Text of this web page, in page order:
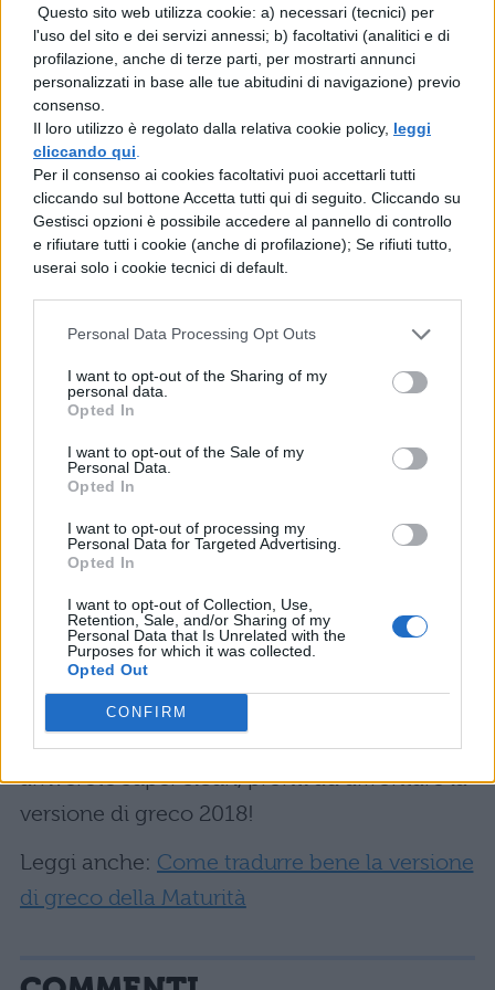
Questo sito web utilizza cookie: a) necessari (tecnici) per
l'uso del sito e dei servizi annessi; b) facoltativi (analitici e di
profilazione, anche di terze parti, per mostrarti annunci
personalizzati in base alle tue abitudini di navigazione) previo
consenso.
Il loro utilizzo è regolato dalla relativa cookie policy, leggi
cliccando qui
Per il consenso ai cookies facoltativi puoi accettarli tutti
cliccando sul bottone Accetta tutti qui di seguito. Cliccando su
Gestisci opzioni è possibile accedere al pannello di controllo
e rifiutare tutti i cookie (anche di profilazione); Se rifiuti tutto,
userai solo i cookie tecnici di default.
Personal Data Processing Opt Outs
I want to opt-out of the Sharing of my
personal data.
Opted In
I want to opt-out of the Sale of my
Personal Data.
Opted In
I want to opt-out of processing my
Personal Data for Targeted Advertising.
Opted In
I want to opt-out of Collection, Use,
Retention, Sale, and/or Sharing of my
Personal Data that Is Unrelated with the
Purposes for which it was collected.
Opted Out
CONFIRM
passati leggi qui:
Versione di greco Maturità 2018: le
tracce degli anni passati
Versione di Greco Maturità
2018: consigli sullo studio
Bene, non vi rimane che dare un’occhiata a
consigliamo di tradurre una versione al
giorno e controllare di volta in volta gli errori.
Sappiamo che nel corso degli ultimi anni la
grammatica viene trascurata, per cui vi
consigliamo di riguardare qualche regola e
in particolare i verbi, in modo che non vi
confondiate il giorno della prova. Quando
poi arriverete alle ultime settimane prima
della prova, provate a fare una piccola
simulazione, cercando di rispettare la
tempistica ufficiale: in questo modo
arriverete super sicuri, pronti ad affrontare la
versione di greco 2018!
Leggi anche: Come tradurre bene la versione
di greco della Maturità